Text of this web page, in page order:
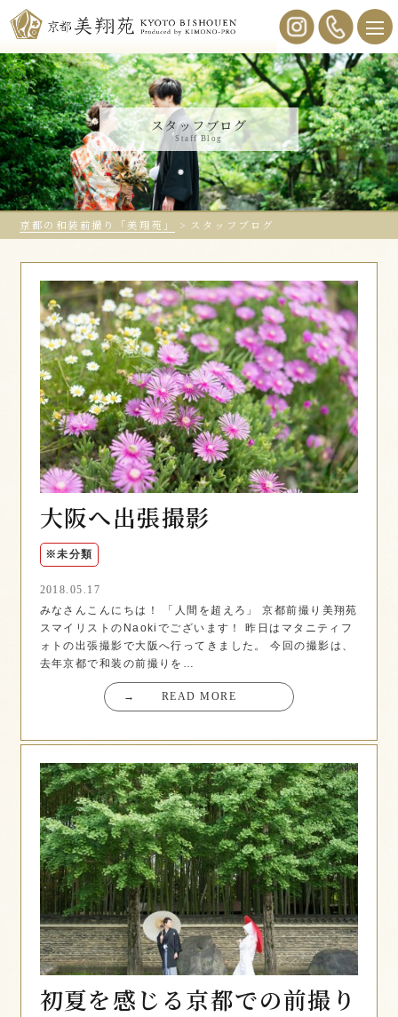
スタッフブログ
Staff Blog
京都の和装前撮り「美翔苑」 > スタッフブログ
大阪へ出張撮影
※未分類
2018.05.17
みなさんこんにちは！ 「人間を超えろ」 京都前撮り美翔苑
スマイリストのNaokiでございます！ 昨日はマタニティフ
ォトの出張撮影で大阪へ行ってきました。 今回の撮影は、
去年京都で和装の前撮りを…
→ READ MORE
初夏を感じる京都での前撮り